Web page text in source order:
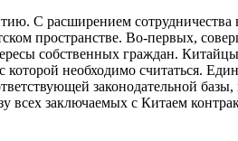
С расширением
пространстве. Во-первых,
собственных граждан.
необходимо считаться.
законодательной
всех заключаемых с Китаем